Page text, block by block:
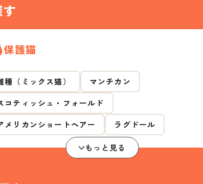
保護猫
種（ミックス猫）
マンチカン
コティッシュ・フォールド
メリカンショートヘアー
ラグドール
もっと見る